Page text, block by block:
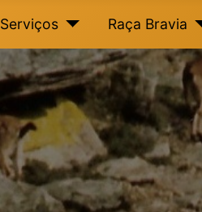
Serviços Raça Bravia